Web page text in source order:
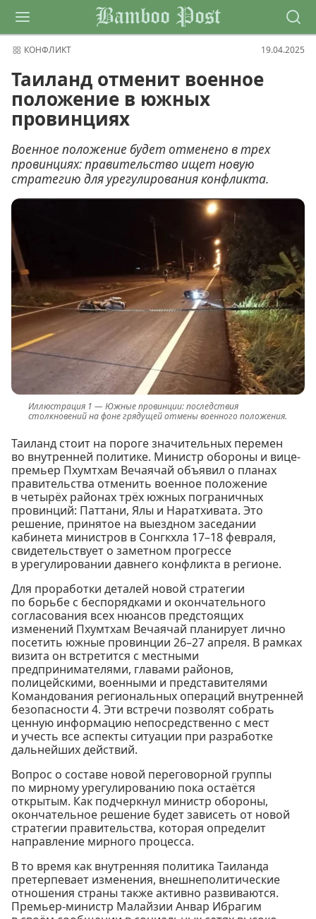
Bamboo Post
КОНФЛИКТ 19.04.2025
Таиланд отменит военное
положение в южных
провинциях
Военное положение будет отменено в трех
провинциях: правительство ищет новую
стратегию для урегулирования конфликта.
Южные провинции: последствия
столкновений на фоне грядущей отмены военного положения.
Таиланд стоит на пороге значительных перемен
во внутренней политике. Министр обороны и вице-
премьер Пхумтхам Вечаячай объявил о планах
правительства отменить военное положение
в четырёх районах трёх южных пограничных
провинций: Паттани, Ялы и Наратхивата. Это
решение, принятое на выездном заседании
кабинета министров в Сонгкхла 17–18 февраля,
свидетельствует о заметном прогрессе
в урегулировании давнего конфликта в регионе.
Для проработки деталей новой стратегии
по борьбе с беспорядками и окончательного
согласования всех нюансов предстоящих
изменений Пхумтхам Вечаячай планирует лично
посетить южные провинции 26–27 апреля. В рамках
визита он встретится с местными
предпринимателями, главами районов,
полицейскими, военными и представителями
Командования региональных операций внутренней
безопасности 4. Эти встречи позволят собрать
ценную информацию непосредственно с мест
и учесть все аспекты ситуации при разработке
дальнейших действий.
Вопрос о составе новой переговорной группы
по мирному урегулированию пока остаётся
открытым. Как подчеркнул министр обороны,
окончательное решение будет зависеть от новой
стратегии правительства, которая определит
направление мирного процесса.
В то время как внутренняя политика Таиланда
претерпевает изменения, внешнеполитические
отношения страны также активно развиваются.
Премьер-министр Малайзии Анвар Ибрагим